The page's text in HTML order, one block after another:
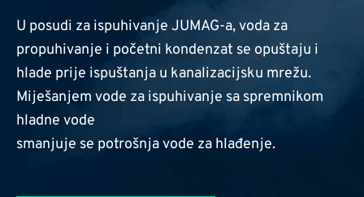
U posudi za ispuhivanje JUMAG-a, voda za
propuhivanje i početni kondenzat se opuštaju i
hlade prije ispuštanja u kanalizacijsku mrežu.
Miješanjem vode za ispuhivanje sa spremnikom
hladne vode
smanjuje se potrošnja vode za hlađenje.